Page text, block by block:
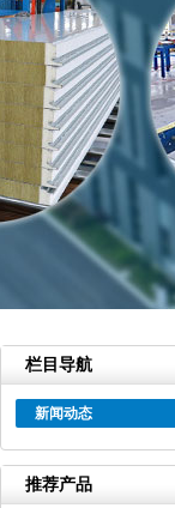
栏目导航
新闻动态
推荐产品